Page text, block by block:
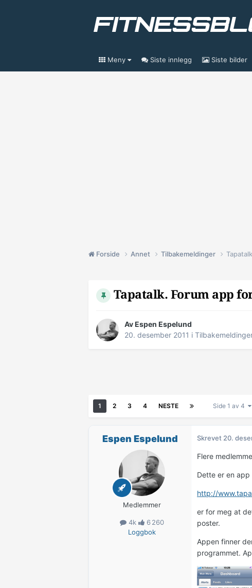
Meny Siste innlegg Siste bilder
Forside Annet Tilbakemeldinger
Tapatalk. Forum app
AvEspen Espelund
20. desember 2011 i
1 2 3 4 NESTE Side 1 av 4
Espen Espelund
Medlemmer
4k
6 260
Loggbok
Skrevet 20.
Flere
Dette er en
http://
er for meg at
poster.
Appen finner
programmet.